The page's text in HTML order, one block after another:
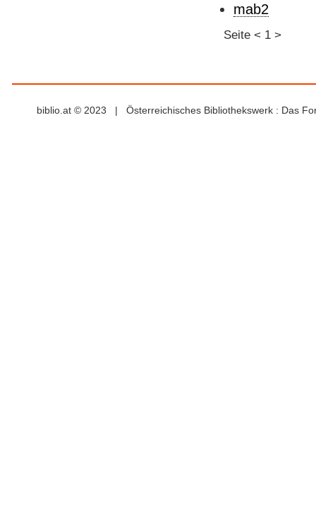
mab2
Seite < 1 >
biblio.at © 2023 | Österreichisches Bibliothekswerk : Das